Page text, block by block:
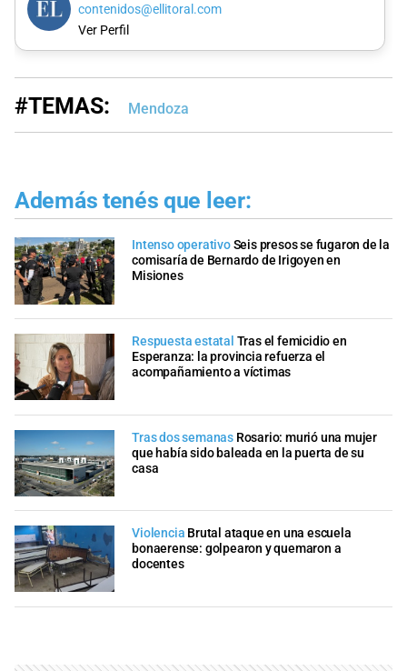
contenidos@ellitoral.com
Ver Perfil
#TEMAS: Mendoza
Además tenés que leer:
Intenso operativoSeis presos se fugaron de la
comisaría de Bernardo de Irigoyen en
Misiones
Respuesta estatal Tras el femicidio en
Esperanza: la provincia refuerza el
acompañamiento a víctimas
Tras dos semanas Rosario: murió una mujer
que había sido baleada en la puerta de su
casa
Violencia Brutal ataque en una escuela
bonaerense: golpearon y quemaron a
docentes